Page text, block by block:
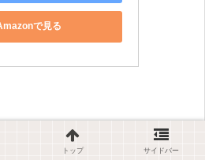
で見る
ンサーリンク
トップ サイドバー